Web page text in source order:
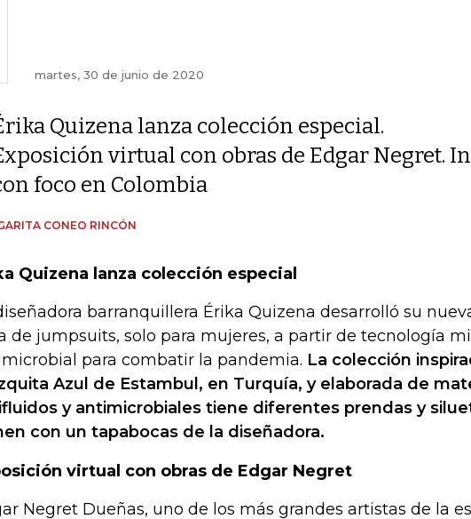
martes, 30 de junio de 2020
Quizena lanza colección especial.
virtual con obras de Edgar Negret.
foco en Colombia
CONEO RINCÓN
Quizena lanza colección especial
barranquillera Érika Quizena desarrolló su
de jumpsuits, solo para mujeres, a partir de tecnología
para combatir la pandemia. La colección
Azul de Estambul, en Turquía, y elaborada de
y antimicrobiales tiene diferentes prendas y
con un tapabocas de la diseñadora.
virtual con obras de Edgar Negret
Negret Dueñas, uno de los más grandes artistas de la